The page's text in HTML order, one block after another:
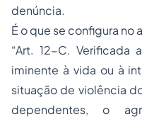
denúncia.
É o que se configura
“Art. 12-C. Verificada
iminente à vida ou à
situação de violência
dependentes, o